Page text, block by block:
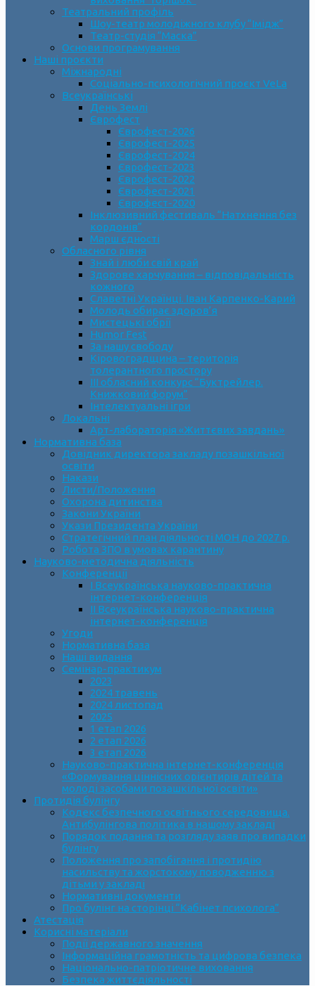
Театральний профіль
Шоу-театр молодіжного клубу “Імідж”
Театр-студія “Маска”
Основи програмування
Наші проєкти
Міжнародні
Соціально-психологічний проєкт VeLa
Всеукраїнські
День Землі
Єврофест
Єврофест-2026
Єврофест-2025
Єврофест-2024
Єврофест-2023
Єврофест-2022
Єврофест-2021
Єврофест-2020
Інклюзивний фестиваль “Натхнення без
кордонів”
Марш єдності
Обласного рівня
Знай і люби свій край
Здорове харчування – відповідальність
кожного
Славетні Українці. Іван Карпенко-Карий
Молодь обирає здоров’я
Мистецькі обрії
Humor Fest
За нашу свободу
Кіровоградщина – територія
толерантного простору
ІII обласний конкурс “Буктрейлер.
Книжковий форум”
Інтелектуальні ігри
Локальні
Арт-лабораторія «Життєвих завдань»
Нормативна база
Довідник директора закладу позашкільної
освіти
Накази
Листи/Положення
Охорона дитинства
Закони України
Укази Президента України
Стратегічний план діяльності МОН до 2027 р.
Робота ЗПО в умовах карантину
Науково-методична діяльність
Конференції
І Всеукраїнська науково-практична
інтернет-конференція
ІІ Всеукраїнська науково-практична
інтернет-конференція
Угоди
Нормативна база
Наші видання
Семінар-практикум
2023
2024 травень
2024 листопад
2025
1 етап 2026
2 етап 2026
3 етап 2026
Науково-практична інтернет-конференція
«Формування ціннісних орієнтирів дітей та
молоді засобами позашкільної освіти»
Протидія булінгу
Кодекс безпечного освітнього середовища.
Антибулінгова політика в нашому закладі
Порядок подання та розгляду заяв про випадки
булінгу
Положення про запобігання і протидію
насильству та жорстокому поводженню з
дітьми у закладі
Нормативні документи
Про булінг на сторінці “Кабінет психолога”
Атестація
Корисні матеріали
Події державного значення
Інформаційна грамотність та цифрова безпека
Національно-патріотичне виховання
Безпека життєдіяльності